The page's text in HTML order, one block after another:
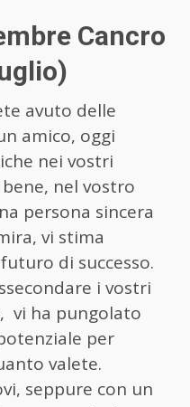
Cancro
avuto delle
amico, oggi
nei vostri
nel vostro
persona sincera
vi stima
di successo.
i vostri
vi ha pungolato
per
valete.
seppure con un